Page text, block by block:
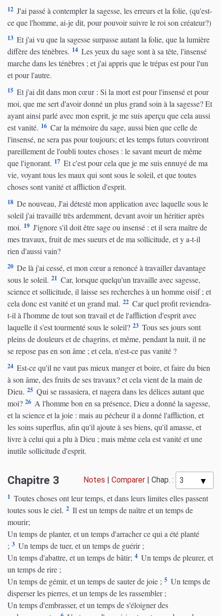
12 J'ai passé à contempler la sagesse, les erreurs et la folie, (qu'est-
ce que l'homme, ai-je dit, pour pouvoir suivre le roi son créateur?)
13 Et j'ai vu que la sagesse surpasse autant la folie, que la lumière
diffère des ténèbres. 14 Les yeux du sage sont à sa tête, l'insensé
marche dans les ténèbres ; et j'ai appris que le trépas est pour l'un
et pour l'autre.
15 Et j'ai dit dans mon cœur : Si la mort est pour l'insensé et pour
moi, que me sert d'avoir donné un plus grand soin à la sagesse? Et
ayant ainsi parlé avec mon esprit, je me suis aperçu que cela aussi
est vanité. 16 Car la mémoire du sage, aussi bien que celle de
l'insensé, ne sera pas pour toujours; et les temps futurs couvriront
pareillement de l'oubli toutes choses : le savant meurt de même
que l'ignorant. 17 Et c'est pour cela que je me suis ennuyé de ma
vie, voyant tous les maux qui sont sous le soleil, et que toutes
choses sont vanité et affliction d'esprit.
18 De nouveau, J'ai détesté mon application avec laquelle sous le
soleil j'ai travaillé très ardemment, devant avoir un héritier après
moi. 19 J'ignore s'il doit être sage ou insensé : et il sera maître de
mes travaux, fruit de mes sueurs et de ma sollicitude, et y a-t-il
rien d'aussi vain?
20 De là j'ai cessé, et mon cœur a renoncé à travailler davantage
sous le soleil. 21 Car, lorsque quelqu'un travaille avec sagesse,
science et sollicitude, il laisse ses recherches à un homme oisif ; et
cela donc est vanité et un grand mal. 22 Car quel profit reviendra-
t-il à l'homme de tout son travail et de l'affliction d'esprit avec
laquelle il s'est tourmenté sous le soleil? 23 Tous ses jours sont
pleins de douleurs et de chagrins, et même, pendant la nuit, il ne
se repose pas en son âme ; et cela, n'est-ce pas vanité ?
24 Est-ce qu'il ne vaut pas mieux manger et boire, et faire du bien
à son âme, des fruits de ses travaux? et cela vient de la main de
Dieu. 25 Qui se rassasiera, et nagera dans les délices autant que
moi? 26 A l'homme bon en sa présence, Dieu a donné la sagesse,
et la science et la joie : mais au pécheur il a donné l'affliction, et
les soins superflus, afin qu'il ajoute à ses biens, qu'il amasse, et
livre à celui qui a plu à Dieu ; mais même cela est vanité et une
inutile sollicitude d'esprit.
Chapitre 3 Notes Comparer Chap. :
1 Toutes choses ont leur temps, et dans leurs limites elles passent
toutes sous le ciel. 2 Il est un temps de naître et un temps de
mourir;
Un temps de planter, et un temps d'arracher ce qui a été planté
; 3 Un temps de tuer, et un temps de guérir ;
Un temps d'abattre, et un temps de bâtir; 4 Un temps de pleurer, et
un temps de rire ;
Un temps de gémir, et un temps de sauter de joie ; 5 Un temps de
disperser les pierres, et un temps de les rassembler ;
Un temps d'embrasser, et un temps de s'éloigner des